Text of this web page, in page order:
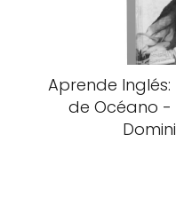
Aprende
de Océano -